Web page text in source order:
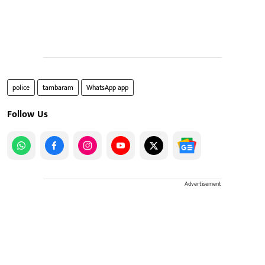
police tambaram WhatsApp app
Follow Us
Advertisement